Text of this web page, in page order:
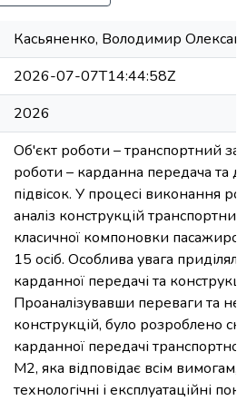
Касьяненко, Володимир
2026-07-07T14:44:58Z
2026
Об'єкт роботи – транспортний
роботи – карданна передача та
підвісок. У процесі виконання
аналіз конструкцій транспортних
класичної компоновки
15 осіб. Особлива увага
карданної передачі та
Проаналізувавши переваги та
конструкцій, було розроблено
карданної передачі
М2, яка відповідає всім вимогам,
технологічні і експлуатаційні